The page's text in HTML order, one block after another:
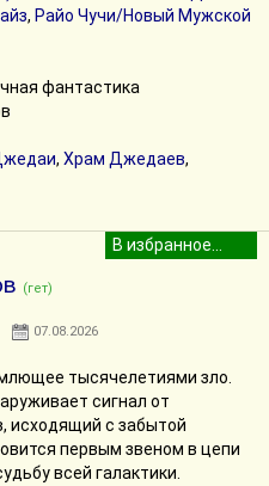
, Райо Чучи/Новый Мужской
фантастика
, Храм Джедаев,
(гет)
07.08.2026
тысячелетиями зло.
сигнал от
исходящий с забытой
первым звеном в цепи
всей галактики.